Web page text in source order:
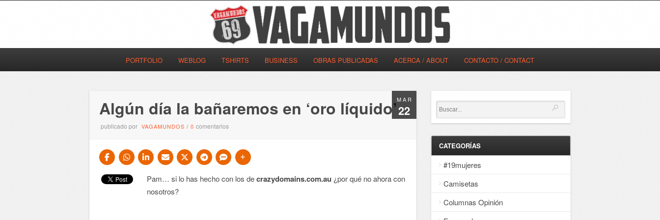
PORTFOLIO WEBLOG TSHIRTS BUSINESS OBRAS PUBLICADAS ACERCA / ABOUT CONTACTO / CONTACT
MAR
22
Algún día la bañaremos en ‘oro líquido’
publicado por VAGAMUNDOS /0comentarios
Pam… si lo has hecho con los decrazydomains.com.au ¿por qué no ahora con
nosotros?
CATEGORÍAS
#19mujeres
Camisetas
Columnas Opinión